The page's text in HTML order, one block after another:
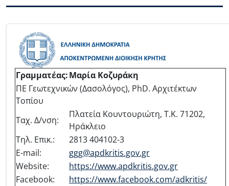
Body
Γραμματέας:Μαρία Κοζυράκη
ΠΕ Γεωτεχνικών (Δασολόγος), PhD. Αρχιτέκτων
Τοπίου
Ταχ. Δ/νση:
Πλατεία Κουντουριώτη, Τ.Κ. 71202,
Ηράκλειο
Τηλ. Επικ.:
2813 404102-3
E-mail:
ggg@apdkritis.gov.gr
Website:
https://www.apdkritis.gov.gr
Facebook:
https://www.facebook.com/adkritis/